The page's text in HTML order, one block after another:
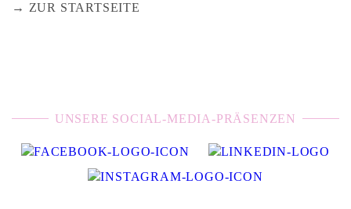
ZUR STARTSEITE
UNSERE SOCIAL-MEDIA-PRÄSENZEN